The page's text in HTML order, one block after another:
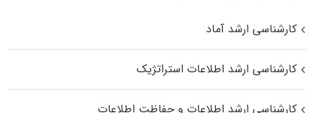
کارشناسی ارشد آماد
کارشناسی ارشد اطلاعات استراتژیک
کارشناسی ارشد اطلاعات و حفاظت اطلاعات